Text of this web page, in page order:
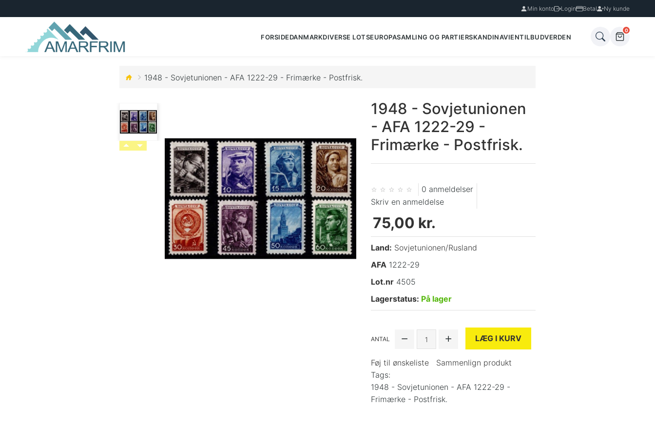
Min konto Login Betal Ny kunde
FORSIDEDANMARKDIVERSE LOTSEUROPASAMLING OG PARTIERSKANDINAVIENTILBUDVERDEN
0
1948 - Sovjetunionen - AFA 1222-29 - Frimærke - Postfrisk.
1948 - Sovjetunionen
- AFA 1222-29 -
Frimærke - Postfrisk.
0 anmeldelser
Skriv en anmeldelse
75,00 kr.
Land: Sovjetunionen/Rusland
AFA 1222-29
Lot.nr 4505
Lagerstatus: På lager
ANTAL LÆG I KURV
Føj til ønskeliste
Sammenlign produkt
Tags:
1948 - Sovjetunionen - AFA 1222-29 -
Frimærke - Postfrisk.